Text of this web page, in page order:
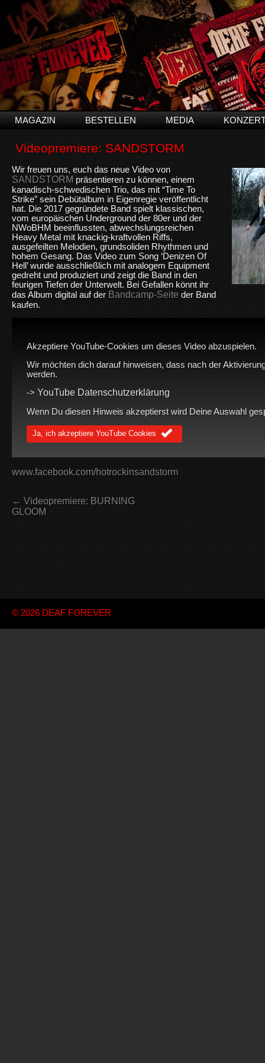
MAGAZIN BESTELLEN MEDIA
Videopremiere: SANDSTORM
Wir freuen uns, euch das neue Video von
SANDSTORM präsentieren zu können, einem
kanadisch-schwedischen Trio, das mit “Time To
Strike” sein Debütalbum in Eigenregie veröffentlicht
hat. Die 2017 gegründete Band spielt klassischen,
vom europäischen Underground der 80er und der
NWoBHM beeinflussten, abwechslungsreichen
Heavy Metal mit knackig-kraftvollen Riffs,
ausgefeilten Melodien, grundsoliden Rhythmen und
hohem Gesang. Das Video zum Song ‘Denizen Of
Hell’ wurde ausschließlich mit analogem Equipment
gedreht und produziert und zeigt die Band in den
feurigen Tiefen der Unterwelt. Bei Gefallen könnt ihr
das Album digital auf der Bandcamp-Seite der Band
kaufen.
Akzeptiere YouTube-Cookies um dieses Video abzuspielen.
Wir möchten dich darauf hinweisen, dass nach der
werden.
-> YouTube Datenschutzerklärung
Wenn Du diesen Hinweis akzeptierst wird Deine Auswahl
Ja, ich akzeptiere YouTube Cookies
www.facebook.com/hotrockinsandstorm
← Videopremiere: BURNING
GLOOM
© 2026 DEAF FOREVER